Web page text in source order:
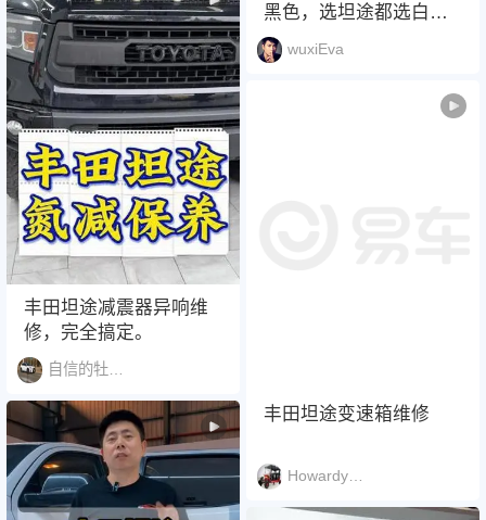
丰田坦途减震器异响维
修，完全搞定。
自信的牡丹花1532
黑色，选坦途都选白
色，能跟猛禽掰手腕的
25款丰田坦途高性能版
wuxiEva
丰田坦途变速箱维修
Howardyunnan